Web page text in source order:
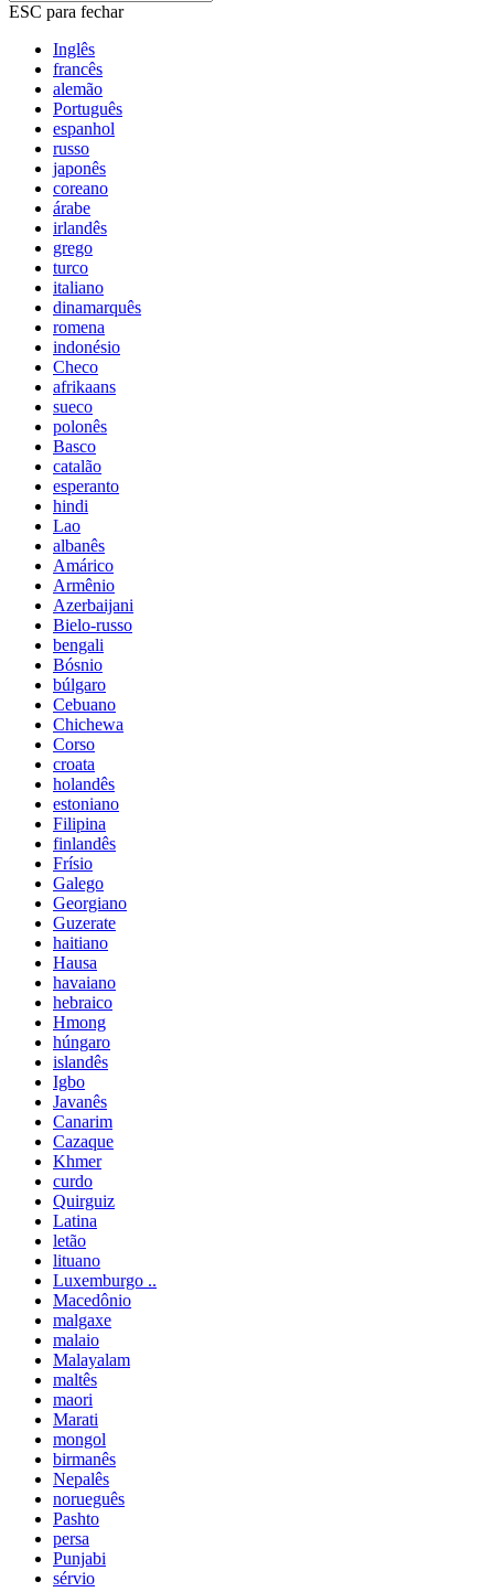
ESC para fechar
Inglês
francês
alemão
Português
espanhol
russo
japonês
coreano
árabe
irlandês
grego
turco
italiano
dinamarquês
romena
indonésio
Checo
afrikaans
sueco
polonês
Basco
catalão
esperanto
hindi
Lao
albanês
Amárico
Armênio
Azerbaijani
Bielo-russo
bengali
Bósnio
búlgaro
Cebuano
Chichewa
Corso
croata
holandês
estoniano
Filipina
finlandês
Frísio
Galego
Georgiano
Guzerate
haitiano
Hausa
havaiano
hebraico
Hmong
húngaro
islandês
Igbo
Javanês
Canarim
Cazaque
Khmer
curdo
Quirguiz
Latina
letão
lituano
Luxemburgo ..
Macedônio
malgaxe
malaio
Malayalam
maltês
maori
Marati
mongol
birmanês
Nepalês
norueguês
Pashto
persa
Punjabi
sérvio